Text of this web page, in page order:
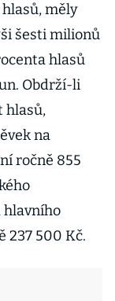
měly
šesti milionů
hlasů
Obdrží-li
hlasů,
na
ročně 855
hlavního
237 500 Kč.